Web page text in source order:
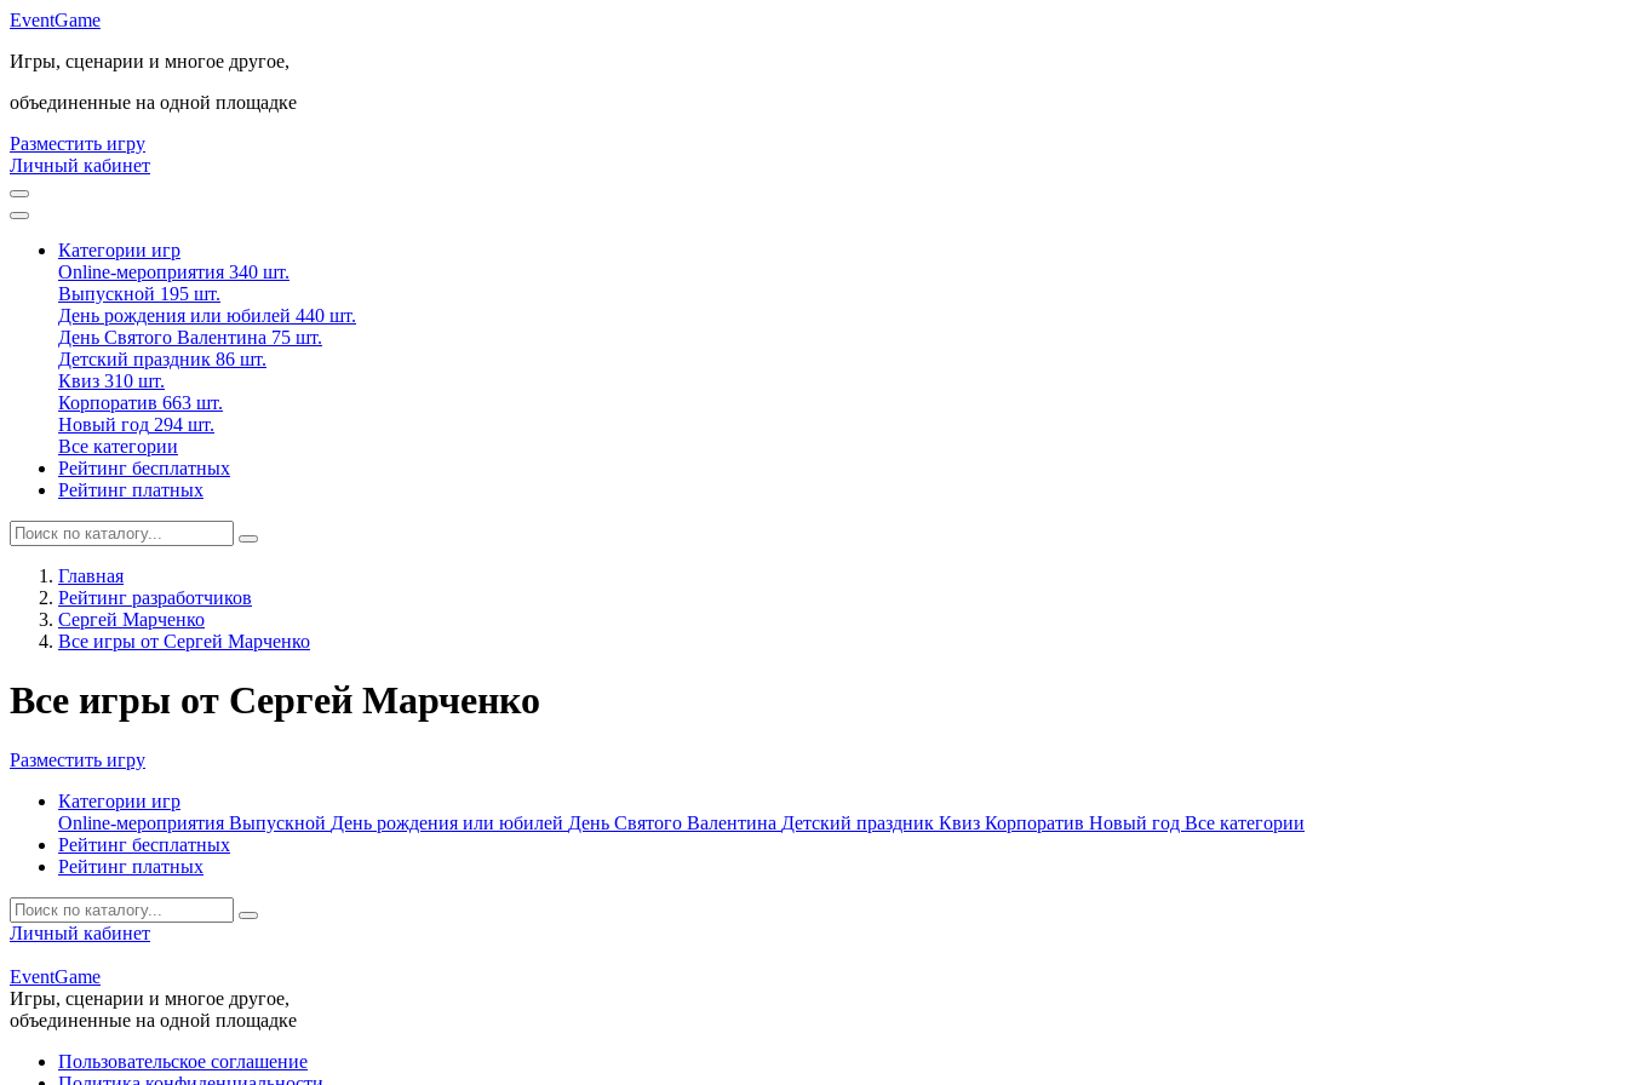
EventGame
Игры, сценарии и многое другое,
объединенные на одной площадке
Разместить игру
Личный кабинет
Категории игр
Online-мероприятия 340 шт.
Выпускной 195 шт.
День рождения или юбилей 440 шт.
День Святого Валентина 75 шт.
Детский праздник 86 шт.
Квиз 310 шт.
Корпоратив 663 шт.
Новый год 294 шт.
Все категории
Рейтинг бесплатных
Рейтинг платных
Главная
Рейтинг разработчиков
Сергей Марченко
Все игры от Сергей Марченко
Все игры от Сергей Марченко
Разместить игру
Категории игр
Online-мероприятия Выпускной День рождения или юбилей День Святого Валентина Детский праздник Квиз Корпоратив Новый год Все категории
Рейтинг бесплатных
Рейтинг платных
Личный кабинет
EventGame
Игры, сценарии и многое другое,
объединенные на одной площадке
Пользовательское соглашение